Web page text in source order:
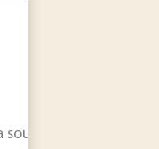
principale de